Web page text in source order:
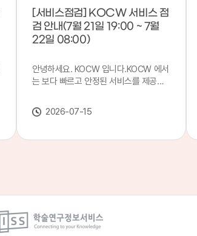
[서비스점검] KOCW 서비스 점
검 안내(7월 21일 19:00 ~ 7월
22일 08:00)
안녕하세요. KOCW 입니다.KOCW 에서
는 보다 빠르고 안정된 서비스를 제공하
합니다.※ 서비스 점검 작업 일시 : 7월 21
일(화) 19:00 ~ 7월 22일(수) 08:00이
서비스가일시 중지될 수 있으니, 이 점 양
2026-07-15